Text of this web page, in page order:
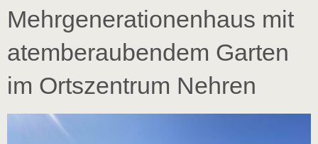
Mehrgenerationenhaus mit
atemberaubendem Garten
im Ortszentrum Nehren